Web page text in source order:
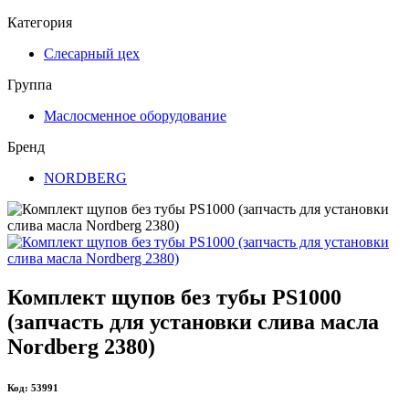
Категория
Слесарный цех
Группа
Маслосменное оборудование
Бренд
NORDBERG
Комплект щупов без тубы PS1000
(запчасть для установки слива масла
Nordberg 2380)
Код: 53991